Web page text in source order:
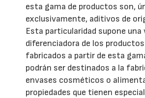
esta gama de productos son,
exclusivamente, aditivos de
Esta particularidad supone una
diferenciadora de los
fabricados a partir de esta
podrán ser destinados a la
envases cosméticos o
propiedades que tienen